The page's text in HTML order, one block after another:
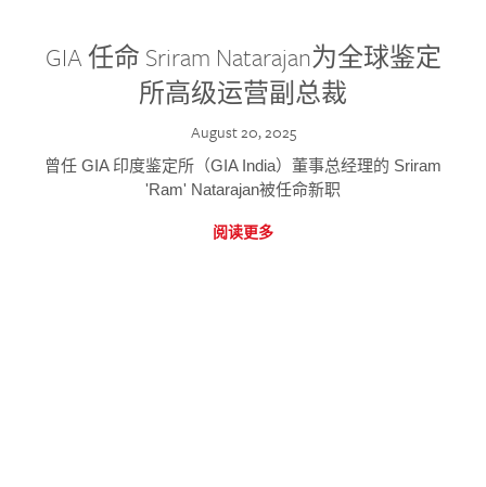
GIA 任命 Sriram Natarajan为全球鉴定
所高级运营副总裁
August 20, 2025
曾任 GIA 印度鉴定所（GIA India）董事总经理的 Sriram
'Ram' Natarajan被任命新职
阅读更多